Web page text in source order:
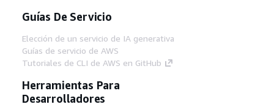
Guías De Servicio
Elección de un servicio de IA generativa
Guías de servicio de AWS
Tutoriales de CLI de AWS en GitHub
Herramientas Para
Desarrolladores